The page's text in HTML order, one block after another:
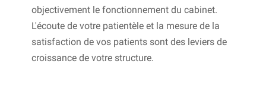
objectivement le fonctionnement du cabinet.
L'écoute de votre patientèle et la mesure de la
satisfaction de vos patients sont des leviers de
croissance de votre structure.